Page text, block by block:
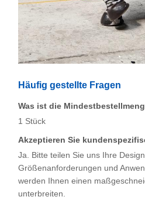
Häufig gestellte Fragen
Was ist die
1 Stück
Akzeptieren Sie
Ja. Bitte teilen Sie uns Ihre
Größenanforderungen und
werden Ihnen einen
unterbreiten.